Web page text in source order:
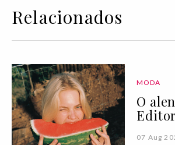
Relacionados
MODA
O
07 Aug